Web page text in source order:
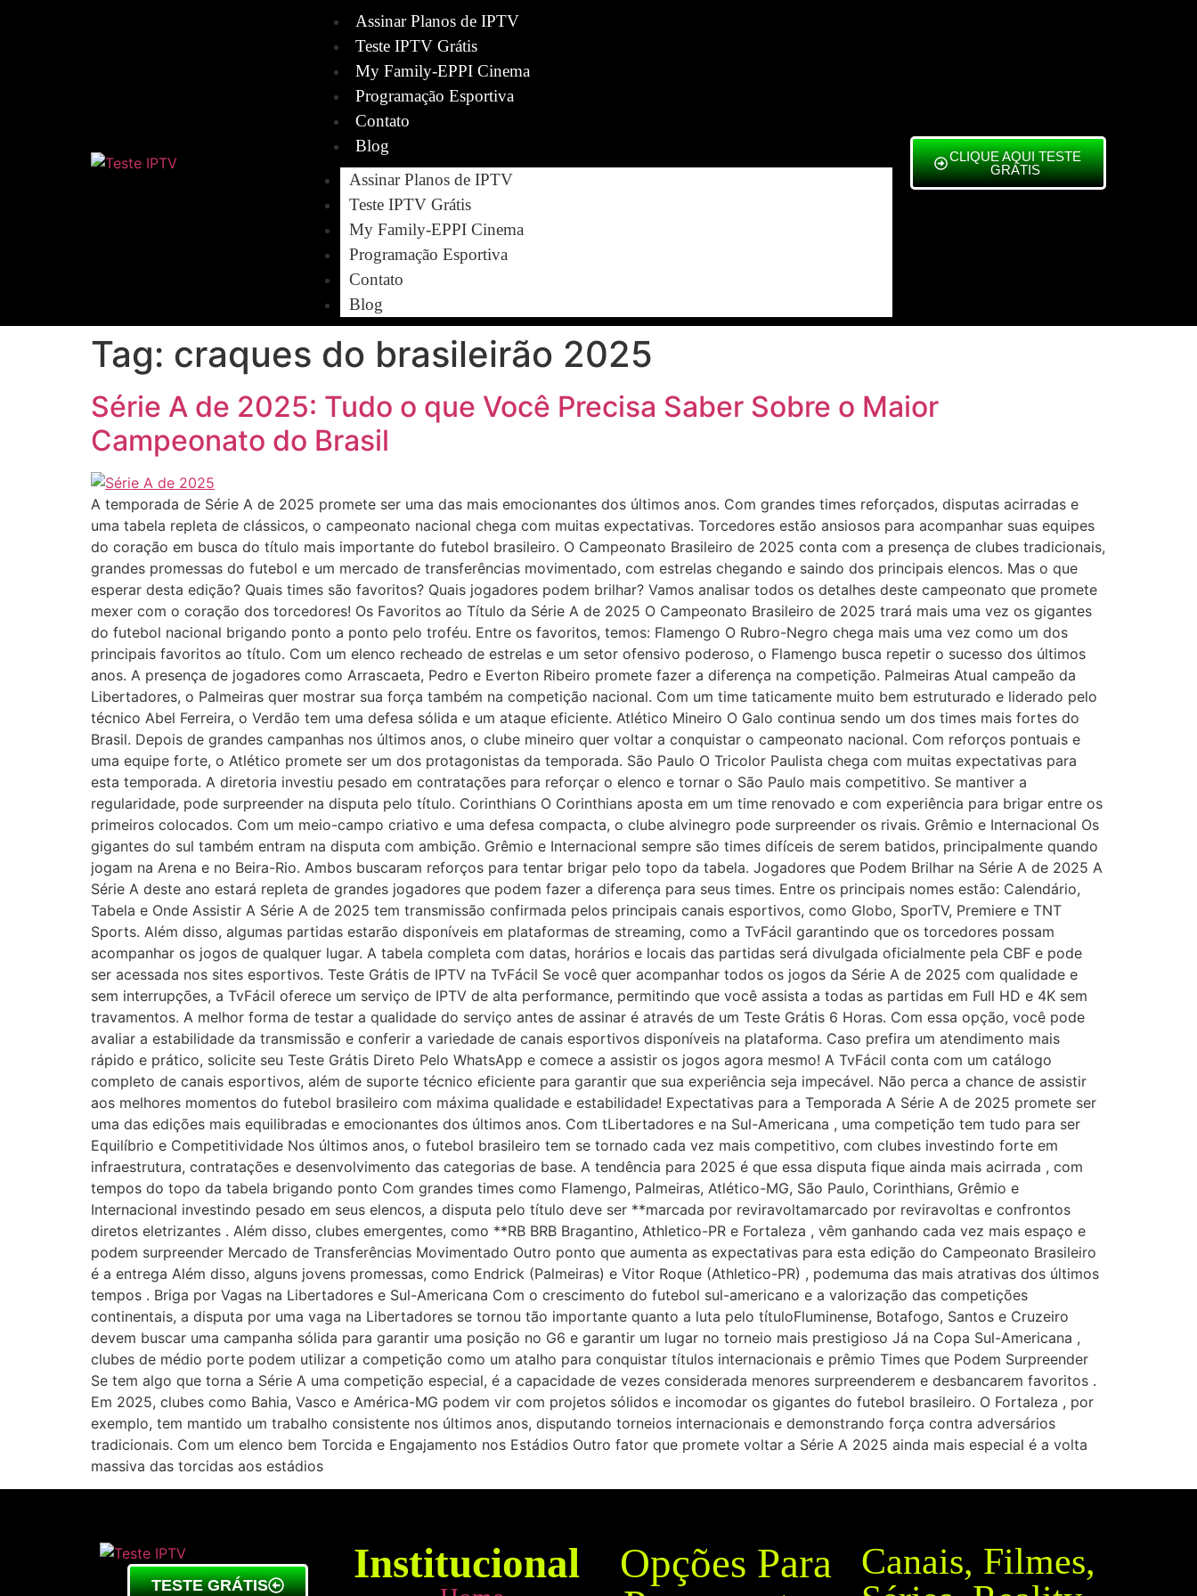
Assinar Planos de IPTV
Teste IPTV Grátis
My Family-EPPI Cinema
Programação Esportiva
Contato
Blog
Assinar Planos de IPTV
Teste IPTV Grátis
My Family-EPPI Cinema
Programação Esportiva
Contato
Blog
CLIQUE AQUI TESTE
GRÁTIS
Tag: craques do brasileirão 2025
Série A de 2025: Tudo o que Você Precisa Saber Sobre o Maior
Campeonato do Brasil
A temporada de Série A de 2025 promete ser uma das mais emocionantes dos últimos anos. Com grandes times reforçados, disputas acirradas e
uma tabela repleta de clássicos, o campeonato nacional chega com muitas expectativas. Torcedores estão ansiosos para acompanhar suas equipes
do coração em busca do título mais importante do futebol brasileiro. O Campeonato Brasileiro de 2025 conta com a presença de clubes tradicionais,
grandes promessas do futebol e um mercado de transferências movimentado, com estrelas chegando e saindo dos principais elencos. Mas o que
esperar desta edição? Quais times são favoritos? Quais jogadores podem brilhar? Vamos analisar todos os detalhes deste campeonato que promete
mexer com o coração dos torcedores! Os Favoritos ao Título da Série A de 2025 O Campeonato Brasileiro de 2025 trará mais uma vez os gigantes
do futebol nacional brigando ponto a ponto pelo troféu. Entre os favoritos, temos: Flamengo O Rubro-Negro chega mais uma vez como um dos
principais favoritos ao título. Com um elenco recheado de estrelas e um setor ofensivo poderoso, o Flamengo busca repetir o sucesso dos últimos
anos. A presença de jogadores como Arrascaeta, Pedro e Everton Ribeiro promete fazer a diferença na competição. Palmeiras Atual campeão da
Libertadores, o Palmeiras quer mostrar sua força também na competição nacional. Com um time taticamente muito bem estruturado e liderado pelo
técnico Abel Ferreira, o Verdão tem uma defesa sólida e um ataque eficiente. Atlético Mineiro O Galo continua sendo um dos times mais fortes do
Brasil. Depois de grandes campanhas nos últimos anos, o clube mineiro quer voltar a conquistar o campeonato nacional. Com reforços pontuais e
uma equipe forte, o Atlético promete ser um dos protagonistas da temporada. São Paulo O Tricolor Paulista chega com muitas expectativas para
esta temporada. A diretoria investiu pesado em contratações para reforçar o elenco e tornar o São Paulo mais competitivo. Se mantiver a
regularidade, pode surpreender na disputa pelo título. Corinthians O Corinthians aposta em um time renovado e com experiência para brigar entre os
primeiros colocados. Com um meio-campo criativo e uma defesa compacta, o clube alvinegro pode surpreender os rivais. Grêmio e Internacional Os
gigantes do sul também entram na disputa com ambição. Grêmio e Internacional sempre são times difíceis de serem batidos, principalmente quando
jogam na Arena e no Beira-Rio. Ambos buscaram reforços para tentar brigar pelo topo da tabela. Jogadores que Podem Brilhar na Série A de 2025 A
Série A deste ano estará repleta de grandes jogadores que podem fazer a diferença para seus times. Entre os principais nomes estão: Calendário,
Tabela e Onde Assistir A Série A de 2025 tem transmissão confirmada pelos principais canais esportivos, como Globo, SporTV, Premiere e TNT
Sports. Além disso, algumas partidas estarão disponíveis em plataformas de streaming, como a TvFácil garantindo que os torcedores possam
acompanhar os jogos de qualquer lugar. A tabela completa com datas, horários e locais das partidas será divulgada oficialmente pela CBF e pode
ser acessada nos sites esportivos. Teste Grátis de IPTV na TvFácil Se você quer acompanhar todos os jogos da Série A de 2025 com qualidade e
sem interrupções, a TvFácil oferece um serviço de IPTV de alta performance, permitindo que você assista a todas as partidas em Full HD e 4K sem
travamentos. A melhor forma de testar a qualidade do serviço antes de assinar é através de um Teste Grátis 6 Horas. Com essa opção, você pode
avaliar a estabilidade da transmissão e conferir a variedade de canais esportivos disponíveis na plataforma. Caso prefira um atendimento mais
rápido e prático, solicite seu Teste Grátis Direto Pelo WhatsApp e comece a assistir os jogos agora mesmo! A TvFácil conta com um catálogo
completo de canais esportivos, além de suporte técnico eficiente para garantir que sua experiência seja impecável. Não perca a chance de assistir
aos melhores momentos do futebol brasileiro com máxima qualidade e estabilidade! Expectativas para a Temporada A Série A de 2025 promete ser
uma das edições mais equilibradas e emocionantes dos últimos anos. Com tLibertadores e na Sul-Americana , uma competição tem tudo para ser
Equilíbrio e Competitividade Nos últimos anos, o futebol brasileiro tem se tornado cada vez mais competitivo, com clubes investindo forte em
infraestrutura, contratações e desenvolvimento das categorias de base. A tendência para 2025 é que essa disputa fique ainda mais acirrada , com
tempos do topo da tabela brigando ponto Com grandes times como Flamengo, Palmeiras, Atlético-MG, São Paulo, Corinthians, Grêmio e
Internacional investindo pesado em seus elencos, a disputa pelo título deve ser **marcada por reviravoltamarcado por reviravoltas e confrontos
diretos eletrizantes . Além disso, clubes emergentes, como **RB BRB Bragantino, Athletico-PR e Fortaleza , vêm ganhando cada vez mais espaço e
podem surpreender Mercado de Transferências Movimentado Outro ponto que aumenta as expectativas para esta edição do Campeonato Brasileiro
é a entrega Além disso, alguns jovens promessas, como Endrick (Palmeiras) e Vitor Roque (Athletico-PR) , podemuma das mais atrativas dos últimos
tempos . Briga por Vagas na Libertadores e Sul-Americana Com o crescimento do futebol sul-americano e a valorização das competições
continentais, a disputa por uma vaga na Libertadores se tornou tão importante quanto a luta pelo títuloFluminense, Botafogo, Santos e Cruzeiro
devem buscar uma campanha sólida para garantir uma posição no G6 e garantir um lugar no torneio mais prestigioso Já na Copa Sul-Americana ,
clubes de médio porte podem utilizar a competição como um atalho para conquistar títulos internacionais e prêmio Times que Podem Surpreender
Se tem algo que torna a Série A uma competição especial, é a capacidade de vezes considerada menores surpreenderem e desbancarem favoritos .
Em 2025, clubes como Bahia, Vasco e América-MG podem vir com projetos sólidos e incomodar os gigantes do futebol brasileiro. O Fortaleza , por
exemplo, tem mantido um trabalho consistente nos últimos anos, disputando torneios internacionais e demonstrando força contra adversários
tradicionais. Com um elenco bem Torcida e Engajamento nos Estádios Outro fator que promete voltar a Série A 2025 ainda mais especial é a volta
massiva das torcidas aos estádios
TESTE GRÁTIS Institucional
Opções Para
Canais, Filmes,